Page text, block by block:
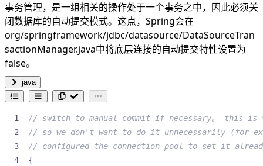
事务管理，是一组相关的操作处于一个事务之中，因此必须关
闭数据库的自动提交模式。这点，Spring会在
org/springframework/jdbc/datasource/DataSourceTran
sactionManager.java中将底层连接的自动提交特性设置为
false。
java
// switch to manual commit if necessary。 this is
// so we don't want to do it unnecessarily (for
// configured the connection pool to set it
{